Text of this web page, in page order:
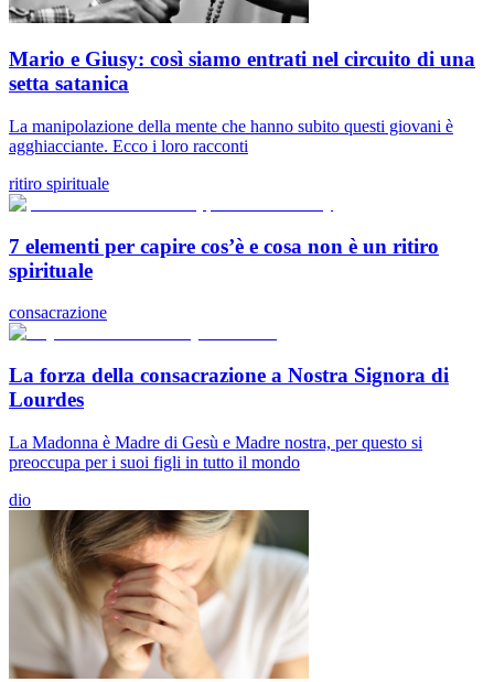
Mario e Giusy: così siamo entrati nel circuito di una
setta satanica
La manipolazione della mente che hanno subito questi giovani è
agghiacciante. Ecco i loro racconti
ritiro spirituale
7 elementi per capire cos’è e cosa non è un ritiro
spirituale
consacrazione
La forza della consacrazione a Nostra Signora di
Lourdes
La Madonna è Madre di Gesù e Madre nostra, per questo si
preoccupa per i suoi figli in tutto il mondo
dio